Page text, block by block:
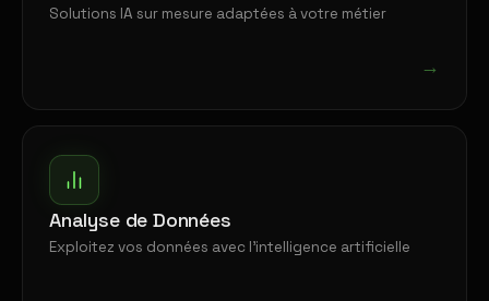
Solutions IA sur mesure adaptées à votre métier
→
Analyse de Données
Exploitez vos données avec l'intelligence artificielle